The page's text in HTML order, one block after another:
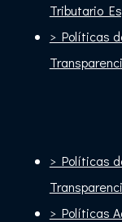
Tributario
> Políticas
> Políticas
> Políticas